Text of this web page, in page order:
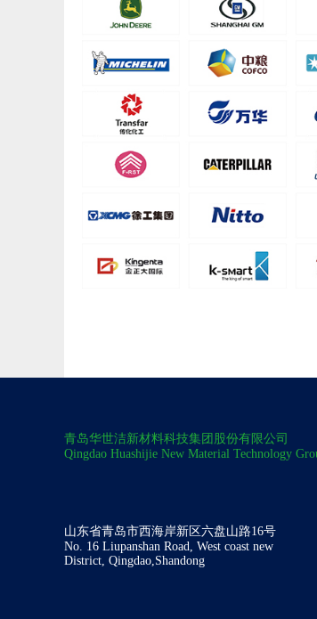
青岛华世洁新材料科技集团股份有限公司
Qingdao Huashijie New Material Technology
山东省青岛市西海岸新区六盘山路16号
No. 16 Liupanshan Road, West coast new
District, Qingdao,Shandong